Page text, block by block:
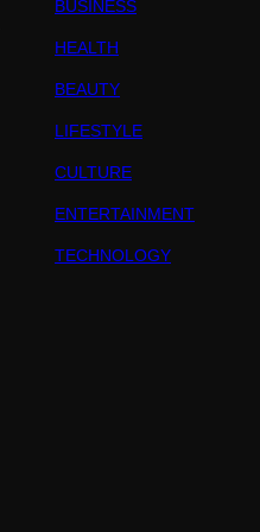
BUSINESS
HEALTH
BEAUTY
LIFESTYLE
CULTURE
ENTERTAINMENT
TECHNOLOGY